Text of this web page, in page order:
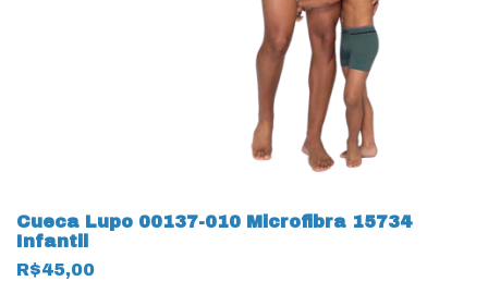
Cueca Lupo 00137-010 Microfibra 15734
Infantil
R$45,00